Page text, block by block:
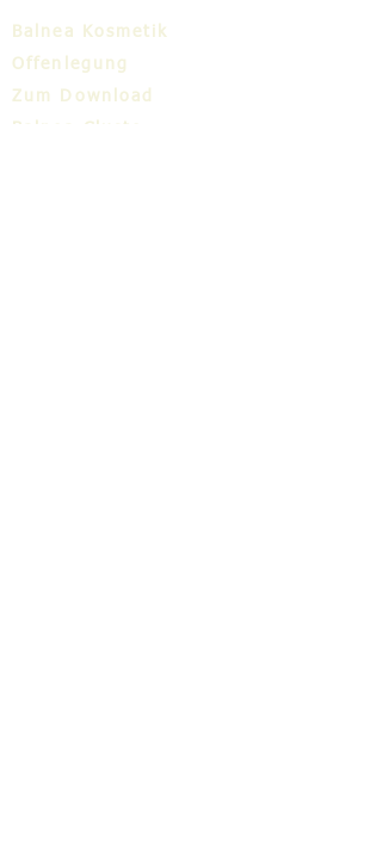
Balnea Kosmetik
Offenlegung
Zum Download
Balnea-Cluster